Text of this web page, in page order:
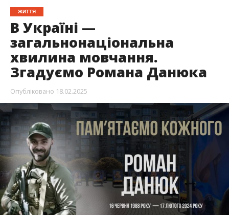
ЖИТТЯ
В Україні —
загальнонаціональна
хвилина мовчання.
Згадуємо Романа Данюка
Опубліковано 18.02.2025